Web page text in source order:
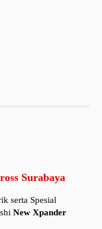
Surabaya
serta Spesial
New Xpander